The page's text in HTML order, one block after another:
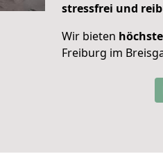
stressfrei und
Wir bieten
Freiburg im